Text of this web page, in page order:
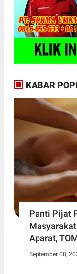
KABAR
Panti Pijat
Aparat,
September 08,